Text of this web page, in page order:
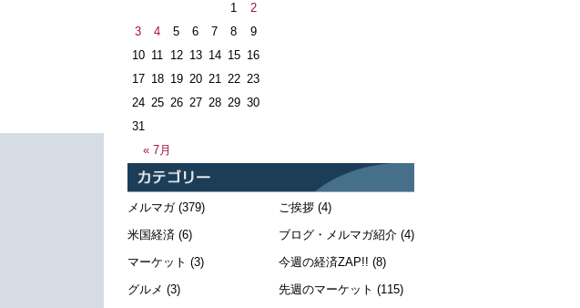
« 7月
1
2
3
4 5 6 7 8
9
10 11 12 13 14 15 16
17 18 19 20 21 22 23
24 25 26 27 28 29 30
31
メルマガ(379)
米国経済 (6)
マーケット (3)
グルメ (3)
ご挨拶(4)
ブログ・メルマガ紹介(4)
今週の経済ZAP!! (8)
先週のマーケット (115)